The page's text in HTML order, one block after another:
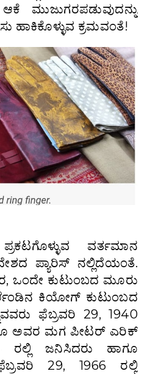
ಮುಜುಗರಪಡುವುದನ್ನು
ಹಾಕಿಕೊಳ್ಳುವ ಕ್ರಮವಂತೆ!
ವರ್ತಮಾನ
ಪ್ಯಾರಿಸ್ ನಲ್ಲಿದೆಯಂತೆ.
ಒಂದೇ ಕುಟುಂಬದ ಮೂರು
ಕಿಯೋಗ್ ಕುಟುಂಬದ
ಫೆಬ್ರವರಿ 29, 1940
ಅವರ ಮಗ ಪೀಟರ್ ಎರಿಕ್
ರಲ್ಲಿ ಜನಿಸಿದರು ಹಾಗೂ
29, 1966 ರಲ್ಲಿ